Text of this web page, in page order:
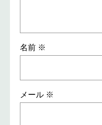
名前 ※
メール ※